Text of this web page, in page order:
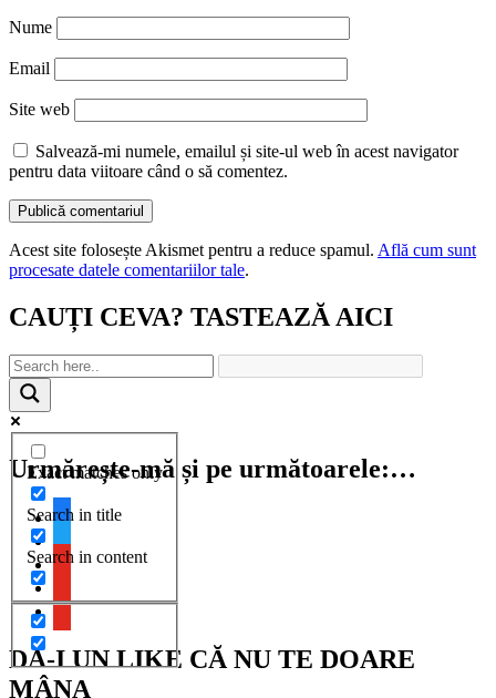
Nume
Email
Site web
Salvează-mi numele, emailul și site-ul web în acest navigator
pentru data viitoare când o să comentez.
Acest site folosește Akismet pentru a reduce spamul. Află cum sunt
procesate datele comentariilor tale.
CAUȚI CEVA? TASTEAZĂ AICI
Exact matches only
Search in title
Search in content
Urmărește-mă și pe următoarele:…
facebook
youtube
youtube
DĂ-I UN LIKE CĂ NU TE DOARE
MÂNA